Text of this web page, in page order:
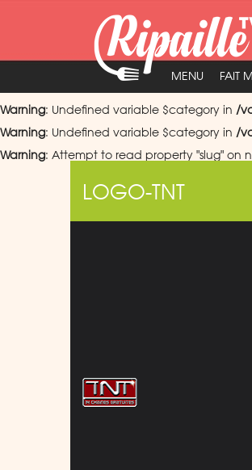
MENU FAIT
Warning: Undefined variable $category in /
Warning: Undefined variable $category in /
Warning: Attempt to read property "slug" on
LOGO-TNT